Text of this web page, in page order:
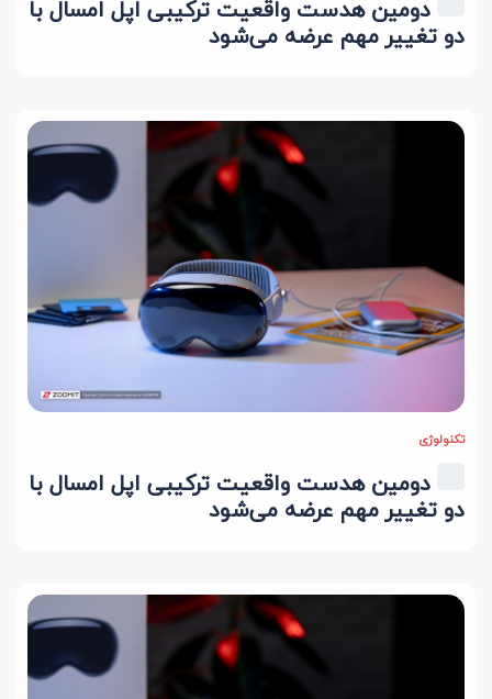
دومین هدست واقعیت ترکیبی اپل امسال با
دو تغییر مهم عرضه می‌شود
تکنولوژی
دومین هدست واقعیت ترکیبی اپل امسال با
دو تغییر مهم عرضه می‌شود